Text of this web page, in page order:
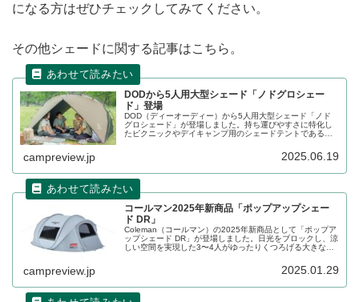
になる方はぜひチェックしてみてください。
その他シェードに関する記事はこちら。
DODから5人用大型シェード「ノドグロシェー
ド」登場
DOD（ディーオーディー）から5人用大型シェード「ノド
グロシェード」が登場しました。持ち運びやすさに特化し
たピクニックやデイキャンプ用のシェードテントであるサ
フロア面積を確保しています。詳細をレビューします。
campreview.jp 2025.06.19
コールマン2025年新商品「ポップアップシェー
ド DR」
Coleman（コールマン）の2025年新商品として「ポップア
ップシェード DR」が登場しました。日光をブロックし、涼
しい空間を実現した3〜4人がゆったりくつろげる大きな簡
ンドウ付きで光を室内に取り込むことができます。詳細を
campreview.jp 2025.01.29